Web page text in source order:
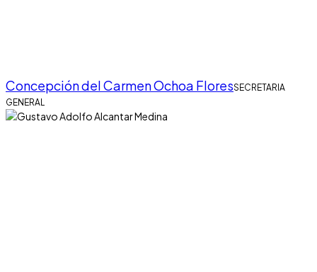
Concepción del Carmen Ochoa FloresSECRETARIA
GENERAL